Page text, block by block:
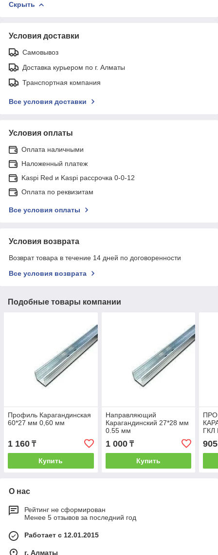
Скрыть
Условия доставки
Самовывоз
Доставка курьером по г. Алматы
Транспортная компания
Все условия доставки
Условия оплаты
Оплата наличными
Наложенный платеж
Kaspi Red и Kaspi рассрочка 0-0-12
Оплата по реквизитам
Все условия оплаты
Условия возврата
Возврат товара в течение 14 дней по договоренности
Все условия возврата
Подобные товары компании
Профиль Карагандинская
60*27 мм 0,60 мм
1 160 ₸
Купить
Направляющий
Карагандинский 27*28 мм
0.55 мм
1 000₸
Купить
905
О нас
Рейтинг не сформирован
Менее 5 отзывов за последний год
Работает с 12.01.2015
г. Алматы